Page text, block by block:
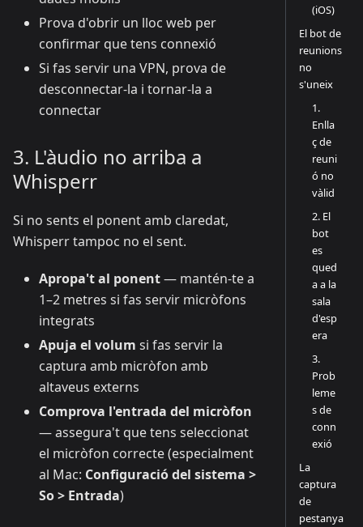
Prova d'obrir un lloc web per
confirmar que tens connexió
Si fas servir una VPN, prova de
desconnectar-la i tornar-la a
connectar
3. L'àudio no arriba a
Whisperr
Si no sents el ponent amb claredat,
Whisperr tampoc no el sent.
Apropa't al ponent— mantén-te a
1–2 metres si fas servir micròfons
integrats
Apuja el volum si fas servir la
captura amb micròfon amb
altaveus externs
Comprova l'entrada del micròfon
— assegura't que tens seleccionat
el micròfon correcte (especialment
al Mac: Configuració del sistema >
So > Entrada)
(iOS)
El bot de
reunions
no
s'uneix
1.
Enlla
ç de
reuni
ó no
vàlid
2. El
bot
es
qued
a a la
sala
d'esp
era
3.
Prob
leme
s de
conn
exió
La
captura
de
pestanya